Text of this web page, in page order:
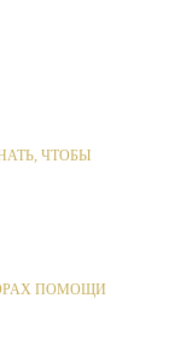
ЧТОБЫ
ПОМОЩИ